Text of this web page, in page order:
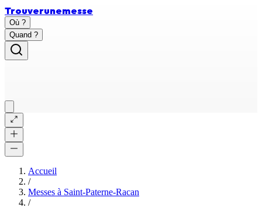
Trouverunemesse
Où ?
Quand ?
Accueil
/
Messes à Saint-Paterne-Racan
/